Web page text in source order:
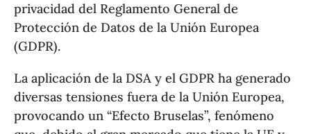
privacidad del Reglamento General de
Protección de Datos de la Unión Europea
(GDPR).
La aplicación de la DSA y el GDPR ha generado
diversas tensiones fuera de la Unión Europea,
provocando un “Efecto Bruselas”, fenómeno